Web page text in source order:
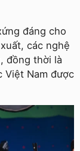
đáng cho
các nghệ
đồng thời là
Việt Nam được